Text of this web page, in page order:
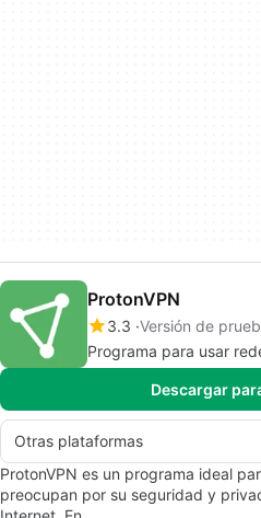
ProtonVPN
3.3 Versión de
Programa para usar
Descargar
Otras plataformas
ProtonVPN es un programa ideal
preocupan por su seguridad y